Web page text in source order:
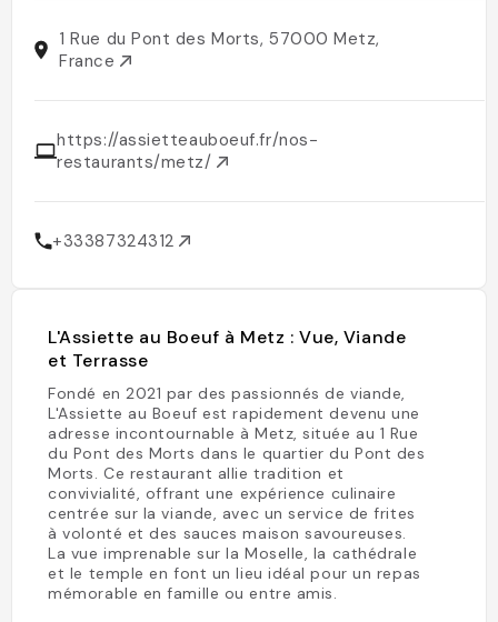
1 Rue du Pont des Morts, 57000 Metz,
France
https://assietteauboeuf.fr/nos-
restaurants/metz/
+33387324312
L'Assiette au Boeuf à Metz : Vue, Viande
et Terrasse
Fondé en 2021 par des passionnés de viande,
L'Assiette au Boeuf est rapidement devenu une
adresse incontournable à Metz, située au 1 Rue
du Pont des Morts dans le quartier du Pont des
Morts. Ce restaurant allie tradition et
convivialité, offrant une expérience culinaire
centrée sur la viande, avec un service de frites
à volonté et des sauces maison savoureuses.
La vue imprenable sur la Moselle, la cathédrale
et le temple en font un lieu idéal pour un repas
mémorable en famille ou entre amis.